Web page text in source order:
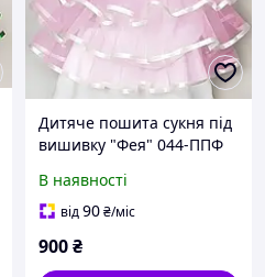
Дитяче пошита сукня під
вишивку "Фея" 044-ППФ
В наявності
від90₴/міс
900₴